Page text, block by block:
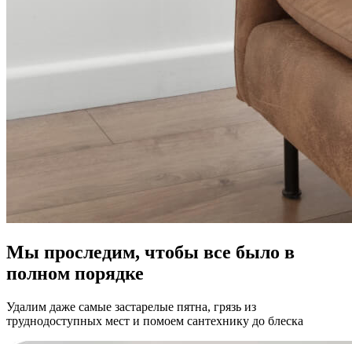
Мы проследим, чтобы все было в
полном порядке
Удалим даже самые застарелые пятна, грязь из
труднодоступных мест и помоем сантехнику до блеска